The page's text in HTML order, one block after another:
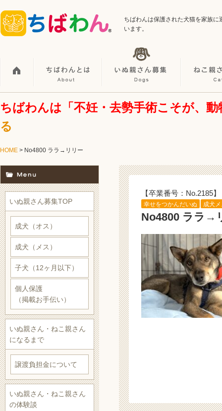
ちばわんは保護された犬猫を家族
います。
ちばわんは「不妊・去勢手術こそが、
る
HOME > No4800 ララ→リリー
【卒業番号：No.2185】
幸せをつかんだいぬ 成犬
No4800 ララ→
いぬ親さん募集TOP
成犬（オス）
成犬（メス）
子犬（12ヶ月以下）
個人保護
（掲載お手伝い）
いぬ親さん・ねこ親さん
になるまで
譲渡負担金について
いぬ親さん・ねこ親さん
の体験談